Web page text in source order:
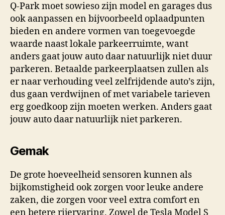
Q-Park moet sowieso zijn model en garages dus
ook aanpassen en bijvoorbeeld oplaadpunten
bieden en andere vormen van toegevoegde
waarde naast lokale parkeerruimte, want
anders gaat jouw auto daar natuurlijk niet duur
parkeren. Betaalde parkeerplaatsen zullen als
er naar verhouding veel zelfrijdende auto’s zijn,
dus gaan verdwijnen of met variabele tarieven
erg goedkoop zijn moeten werken. Anders gaat
jouw auto daar natuurlijk niet parkeren.
Gemak
De grote hoeveelheid sensoren kunnen als
bijkomstigheid ook zorgen voor leuke andere
zaken, die zorgen voor veel extra comfort en